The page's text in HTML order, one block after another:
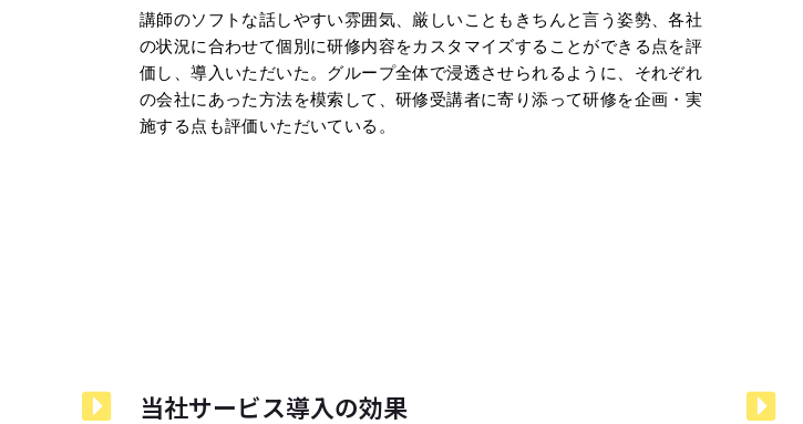
講師のソフトな話しやすい雰囲気、厳しいこともきちんと言う姿勢、各社
の状況に合わせて個別に研修内容をカスタマイズすることができる点を評
価し、導入いただいた。グループ全体で浸透させられるように、それぞれ
の会社にあった方法を模索して、研修受講者に寄り添って研修を企画・実
施する点も評価いただいている。
当社サービス導入の効果